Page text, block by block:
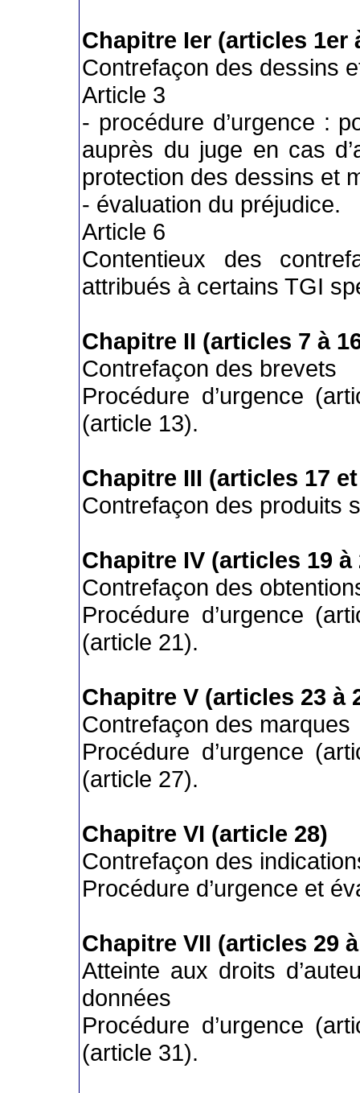
Chapitre Ier (articles 1er
Contrefaçon des dessins
Article 3
- procédure d’urgence :
auprès du juge en cas
protection des dessins et
- évaluation du préjudice.
Article 6
Contentieux des
attribués à certains TGI
Chapitre II (articles 7 à
Contrefaçon des brevets
Procédure d’urgence
(article 13).
Chapitre III (articles 17
Contrefaçon des produits
Chapitre IV (articles 19 à
Contrefaçon des
Procédure d’urgence
(article 21).
Chapitre V (articles 23 à
Contrefaçon des marques
Procédure d’urgence
(article 27).
Chapitre VI (article 28)
Contrefaçon des
Procédure d’urgence et
Chapitre VII (articles 29
Atteinte aux droits
données
Procédure d’urgence
(article 31).